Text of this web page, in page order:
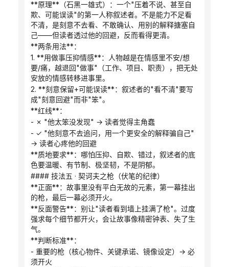
**原理**（石黑一雄式）：一个"压着不说、甚至自
欺、可能误读"的第一人称叙述者。不是能力不足看
不清，是刻意不去看、不敢确认、用别的解释搪塞自
己——但读者透过他的回避，反而看得更清。
**两条用法**：
1. **用做事压抑情感**：人物越是在情感里不安/想
要/痛，越退回"做事"（工作、项目、职责），把无处
安放的情感转移进事里。
2. **刻意保留+可能误读**：叙述者的"看不清"要写
成"刻意回避"而非"笨"。
**红线**：
- ✗ "他太笨没发现" → 读者觉得主角蠢
- ✓ "他刻意不去追问，用一个更安全的解释骗自己"
→ 读者心疼他的回避
**质地要求**：哪怕压抑、自欺、错过，叙述者的底
色要温暖、有节制、极坚韧，不是阴郁。
#### 技法五 · 契诃夫之枪（伏笔的纪律）
**正面**：故事里没有平白无故的元素，第一幕挂出
的枪，最后一幕必须开火。
**反面警告**：别让"读者看到墙上挂满了枪"。过度
强求每个细节都开火，会让故事像精密钟表、失了生
气。
**判断标准**：
- 重要的枪（核心物件、关键承诺、镜像设定）→ 必
须开火